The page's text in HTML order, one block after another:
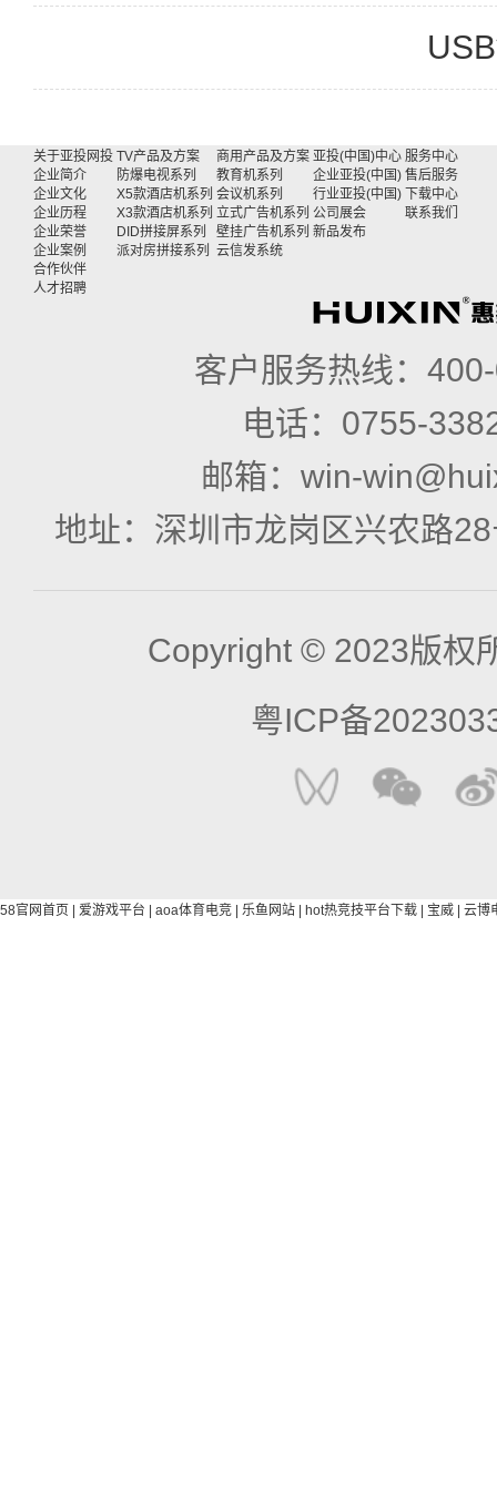
客户服务热线：
电话： 0755-
邮箱： win-
地址： 深圳市龙岗区兴农路
关于亚投网投
企业简介
企业文化
企业历程
企业荣誉
企业案例
合作伙伴
人才招聘
TV产品及方案
防爆电视系列
X5款酒店机系列
X3款酒店机系列
DID拼接屏系列
派对房拼接系列
商用产品及方案
教育机系列
会议机系列
立式广告机系列
壁挂广告机系列
云信发系统
亚投(中国)中心
企业亚投(中国)
行业亚投(中国)
公司展会
新品发布
服务中心
售后服务
下载中心
联系我们
Copyright © 2023版权
粤ICP备
58官网首页 | 爱游戏平台 | aoa体育电竞 | 乐鱼网站 | hot热竞技平台下载 | 宝威 | 云博